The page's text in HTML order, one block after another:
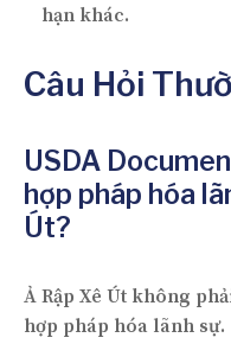
hạn khác.
Câu Hỏi
USDA
hợp pháp hóa
Út?
Ả Rập Xê Út không
hợp pháp hóa lãnh sự.